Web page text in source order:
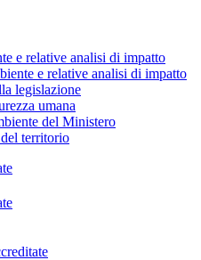
e relative analisi di impatto
e relative analisi di impatto
legislazione
umana
del Ministero
territorio